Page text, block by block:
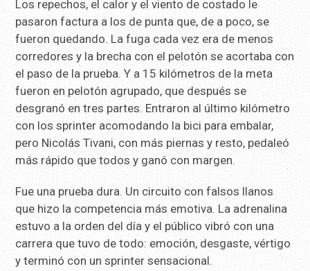
Los repechos, el calor y el viento de costado le
pasaron factura a los de punta que, de a poco, se
fueron quedando. La fuga cada vez era de menos
corredores y la brecha con el pelotón se acortaba con
el paso de la prueba. Y a 15 kilómetros de la meta
fueron en pelotón agrupado, que después se
desgranó en tres partes. Entraron al último kilómetro
con los sprinter acomodando la bici para embalar,
pero Nicolás Tivani, con más piernas y resto, pedaleó
más rápido que todos y ganó con margen.
Fue una prueba dura. Un circuito con falsos llanos
que hizo la competencia más emotiva. La adrenalina
estuvo a la orden del día y el público vibró con una
carrera que tuvo de todo: emoción, desgaste, vértigo
y terminó con un sprinter sensacional.